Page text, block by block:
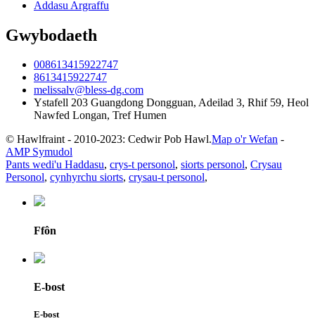
Addasu Argraffu
Gwybodaeth
008613415922747
8613415922747
melissalv@bless-dg.com
Ystafell 203 Guangdong Dongguan, Adeilad 3, Rhif 59, Heol
Nawfed Longan, Tref Humen
© Hawlfraint - 2010-2023: Cedwir Pob Hawl.Map o'r Wefan -
AMP Symudol
Pants wedi'u Haddasu, crys-t personol, siorts personol, Crysau
Personol, cynhyrchu siorts, crysau-t personol,
Ffôn
E-bost
E-bost